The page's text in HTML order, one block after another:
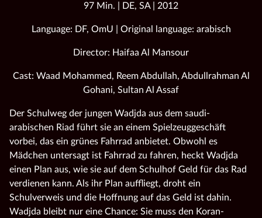
97 Min. | DE, SA | 2012
Language: DF, OmU | Original language: arabisch
Director: Haifaa Al Mansour
Cast: Waad Mohammed, Reem Abdullah, Abdullrahman Al
Gohani, Sultan Al Assaf
Der Schulweg der jungen Wadjda aus dem saudi-
arabischen Riad führt sie an einem Spielzeuggeschäft
vorbei, das ein grünes Fahrrad anbietet. Obwohl es
Mädchen untersagt ist Fahrrad zu fahren, heckt Wadjda
einen Plan aus, wie sie auf dem Schulhof Geld für das Rad
verdienen kann. Als ihr Plan auffliegt, droht ein
Schulverweis und die Hoffnung auf das Geld ist dahin.
Wadjda bleibt nur eine Chance: Sie muss den Koran-